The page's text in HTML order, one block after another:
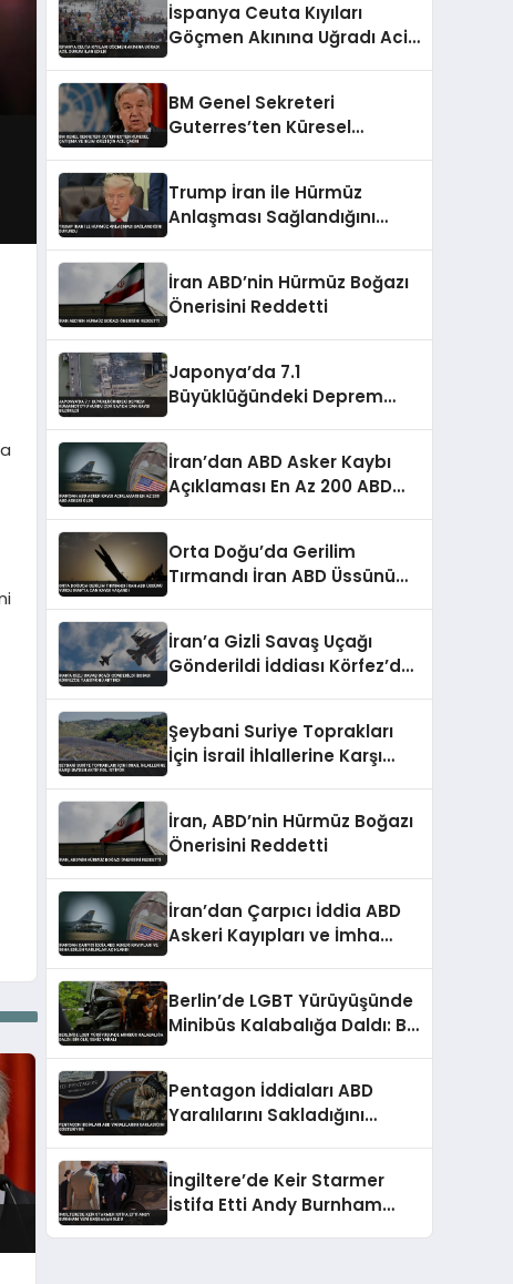
İspanya Ceuta Kıyıları
Göçmen Akınına Uğradı Acil
BM Genel Sekreteri
Guterres’ten Küresel
Trump İran ile Hürmüz
Anlaşması Sağlandığını
İran ABD’nin Hürmüz Boğazı
Önerisini Reddetti
Japonya’da 7.1
Büyüklüğündeki Deprem
İran’dan ABD Asker Kaybı
Açıklaması En Az 200 ABD
Orta Doğu’da Gerilim
Tırmandı İran ABD Üssünü
İran’a Gizli Savaş Uçağı
Gönderildi İddiası Körfez’de
Şeybani Suriye Toprakları
İçin İsrail İhlallerine Karşı
İran, ABD’nin Hürmüz Boğazı
Önerisini Reddetti
İran’dan Çarpıcı İddia ABD
Askeri Kayıpları ve İmha
Berlin’de LGBT Yürüyüşünde
Minibüs Kalabalığa Daldı: Bir
Pentagon İddiaları ABD
Yaralılarını Sakladığını
İngiltere’de Keir Starmer
İstifa Etti Andy Burnham